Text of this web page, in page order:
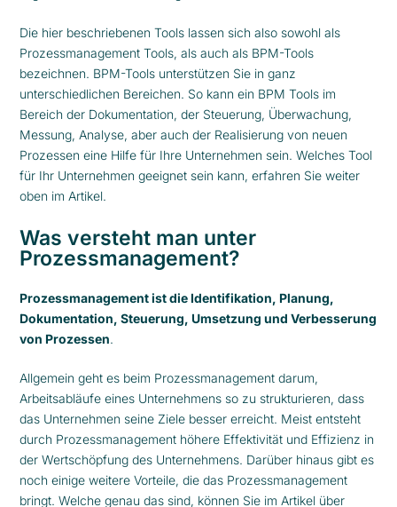
Die hier beschriebenen Tools lassen sich also sowohl als
Prozessmanagement Tools, als auch als BPM-Tools
bezeichnen. BPM-Tools unterstützen Sie in ganz
unterschiedlichen Bereichen. So kann ein BPM Tools im
Bereich der Dokumentation, der Steuerung, Überwachung,
Messung, Analyse, aber auch der Realisierung von neuen
Prozessen eine Hilfe für Ihre Unternehmen sein. Welches Tool
für Ihr Unternehmen geeignet sein kann, erfahren Sie weiter
oben im Artikel.
Was versteht man unter
Prozessmanagement?
Prozessmanagement ist die Identifikation, Planung,
Dokumentation, Steuerung, Umsetzung und Verbesserung
von Prozessen.
Allgemein geht es beim Prozessmanagement darum,
Arbeitsabläufe eines Unternehmens so zu strukturieren, dass
das Unternehmen seine Ziele besser erreicht. Meist entsteht
durch Prozessmanagement höhere Effektivität und Effizienz in
der Wertschöpfung des Unternehmens. Darüber hinaus gibt es
noch einige weitere Vorteile, die das Prozessmanagement
bringt. Welche genau das sind, können Sie im Artikel über